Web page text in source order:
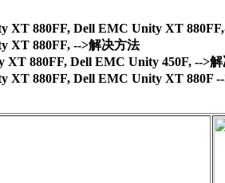
XT 880FF, Dell EMC Unity XT
XT 880FF, -->解决方法
880FF, Dell EMC Unity 450F, -->